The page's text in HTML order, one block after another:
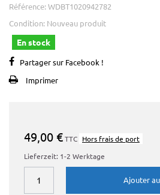
Référence: WDBT1020942782
Condition: Nouveau produit
En stock
Partager sur Facebook !
Imprimer
49,00 €TTC Hors frais de port
Lieferzeit: 1-2 Werktage
Ajouter